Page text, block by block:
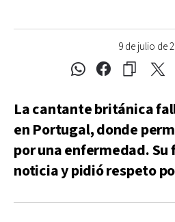
9 de julio de
La cantante británica
en Portugal, donde
por una enfermedad.
noticia y pidió respeto